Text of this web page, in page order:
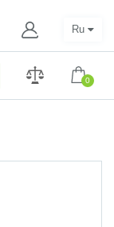
0
Ru